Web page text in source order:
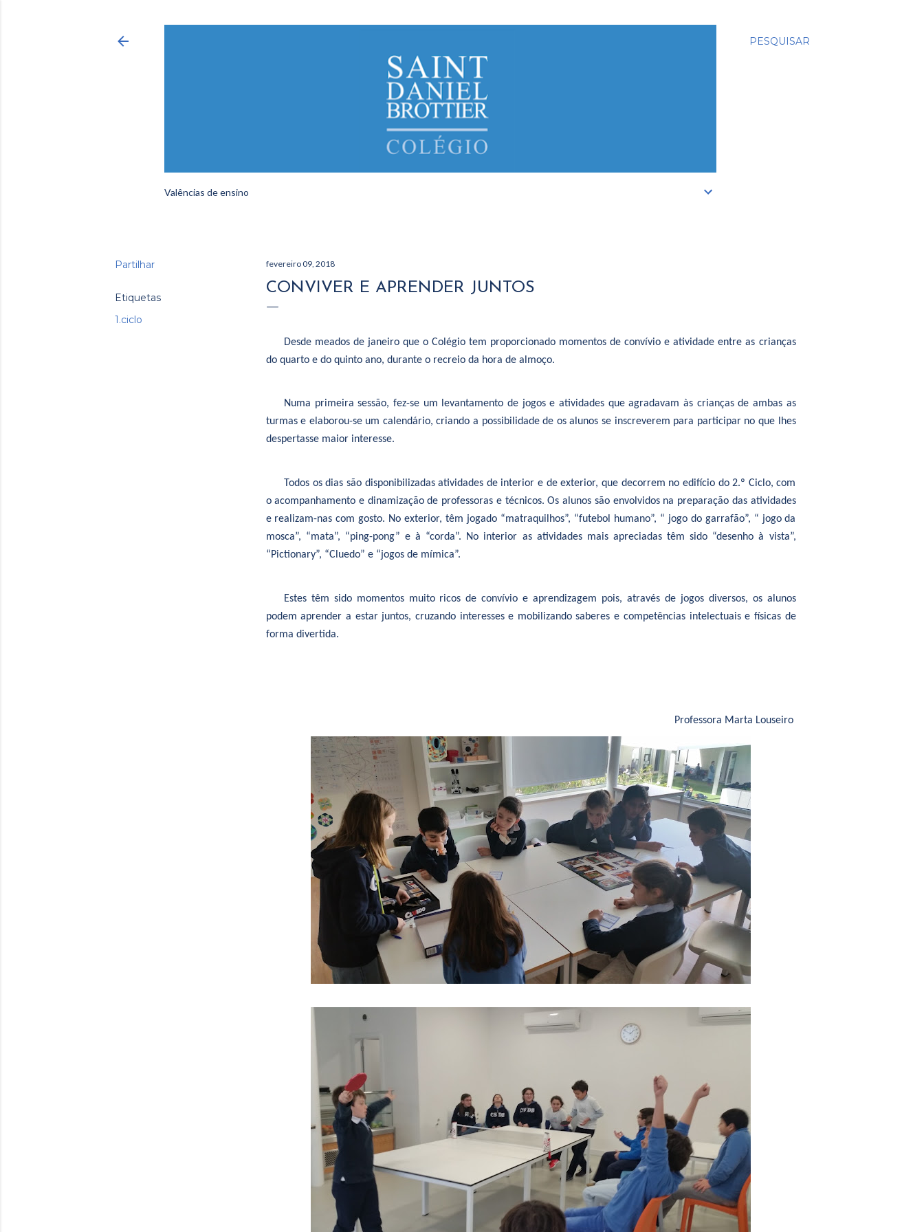
PESQUISAR
Valências de ensino
Partilhar
Etiquetas
1.ciclo
fevereiro 09, 2018
CONVIVER E APRENDER JUNTOS
Desde meados de janeiro que o Colégio tem proporcionado momentos de convívio e atividade entre as crianças
do quarto e do quinto ano, durante o recreio da hora de almoço.
Numa primeira sessão, fez-se um levantamento de jogos e atividades que agradavam às crianças de ambas as
turmas e elaborou-se um calendário, criando a possibilidade de os alunos se inscreverem para participar no que lhes
despertasse maior interesse.
Todos os dias são disponibilizadas atividades de interior e de exterior, que decorrem no edifício do 2.º Ciclo, com
o acompanhamento e dinamização de professoras e técnicos. Os alunos são envolvidos na preparação das atividades
e realizam-nas com gosto. No exterior, têm jogado “matraquilhos”, “futebol humano”, “ jogo do garrafão”, “ jogo da
mosca”, “mata”, “ping-pong” e à “corda”. No interior as atividades mais apreciadas têm sido “desenho à vista”,
“Pictionary”, “Cluedo” e “jogos de mímica”.
Estes têm sido momentos muito ricos de convívio e aprendizagem pois, através de jogos diversos, os alunos
podem aprender a estar juntos, cruzando interesses e mobilizando saberes e competências intelectuais e físicas de
forma divertida.
Professora Marta Louseiro